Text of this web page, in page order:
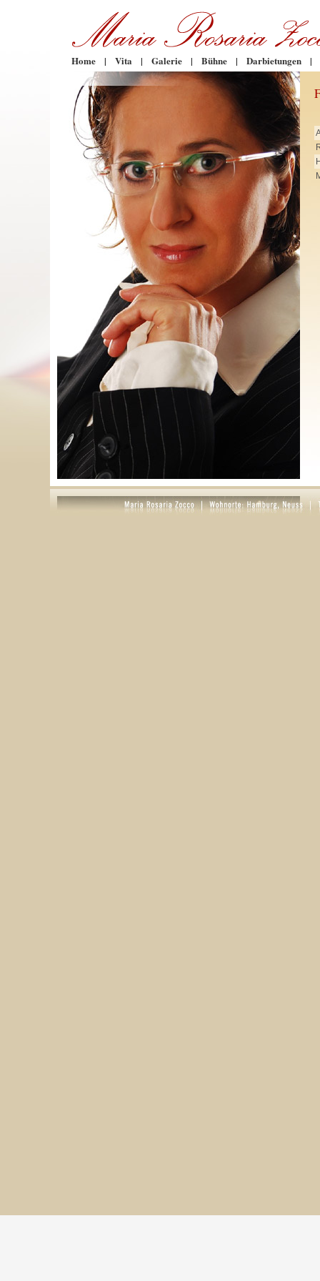
Home | Vita | Galerie | Bühne | Darbietungen |